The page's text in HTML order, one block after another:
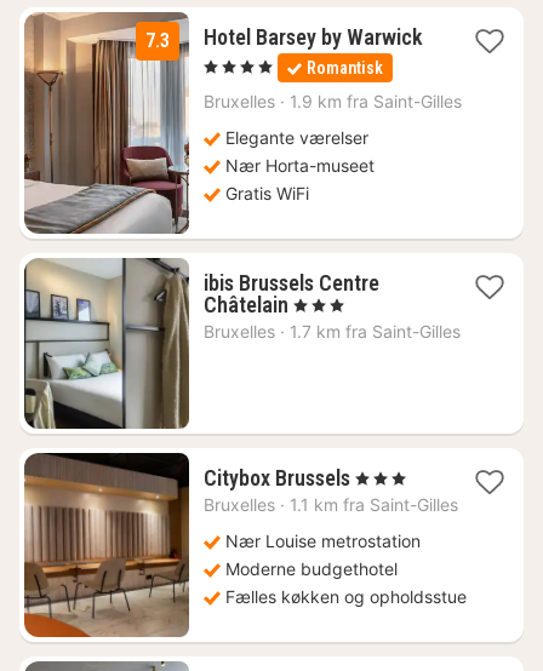
7.3 Hotel Barsey by Warwick1
808
, 4 Stjerner Romantisk
Bruxelles · 1.9 km fra Saint-Gilles
Elegante værelser
Nær Horta-museet
Gratis WiFi
ibis Brussels Centre
Châtelain 1
nat
, 3 Stjerner
Bruxelles · 1.7 km fra Saint-Gilles
Citybox Brussels1
nat
599
kr.
, 3 Stjerner
Bruxelles · 1.1 km fra Saint-Gilles
Nær Louise metrostation
Moderne budgethotel
Fælles køkken og opholdsstue